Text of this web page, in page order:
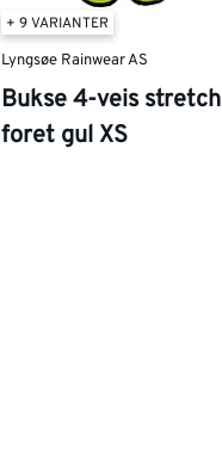
+ 9 VARIANTER
Lyngsøe Rainwear AS
Bukse 4-veis stretch
foret gul XS